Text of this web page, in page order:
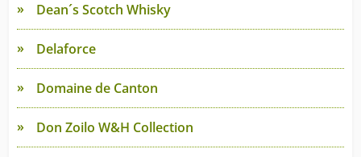
Dean´s Scotch Whisky
Delaforce
Domaine de Canton
Don Zoilo W&H Collection